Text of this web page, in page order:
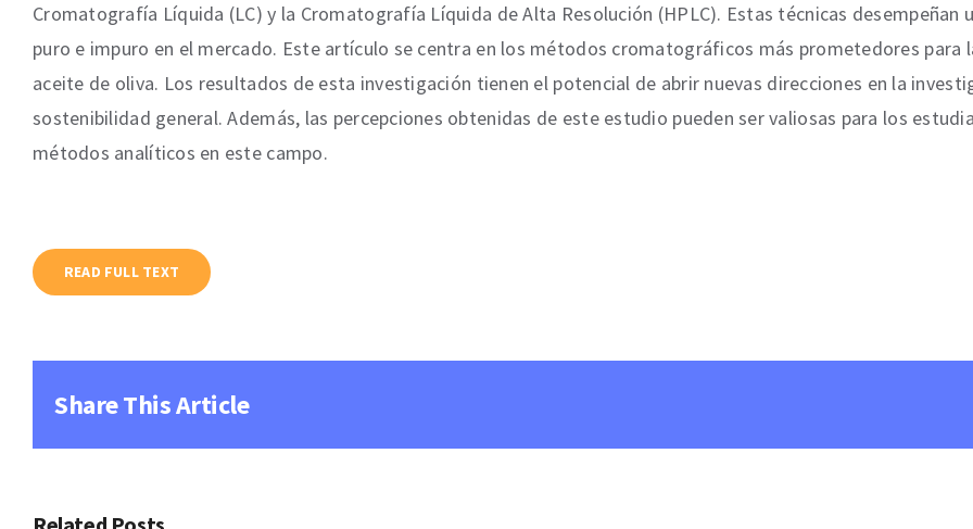
Cromatografía Líquida (LC) y la Cromatografía Líquida de Alta Resolución (HPLC). Estas técnicas
puro e impuro en el mercado. Este artículo se centra en los métodos cromatográficos más prometedores
aceite de oliva. Los resultados de esta investigación tienen el potencial de abrir nuevas direcciones en la
sostenibilidad general. Además, las percepciones obtenidas de este estudio pueden ser valiosas para los
métodos analíticos en este campo.
READ FULL TEXT
Share This Article